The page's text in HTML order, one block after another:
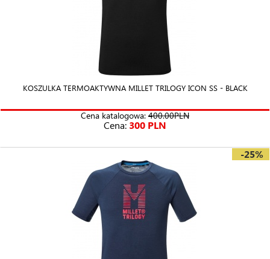
KOSZULKA TERMOAKTYWNA MILLET TRILOGY ICON SS - BLACK
Cena katalogowa: 400.00PLN
Cena: 300 PLN
-25%